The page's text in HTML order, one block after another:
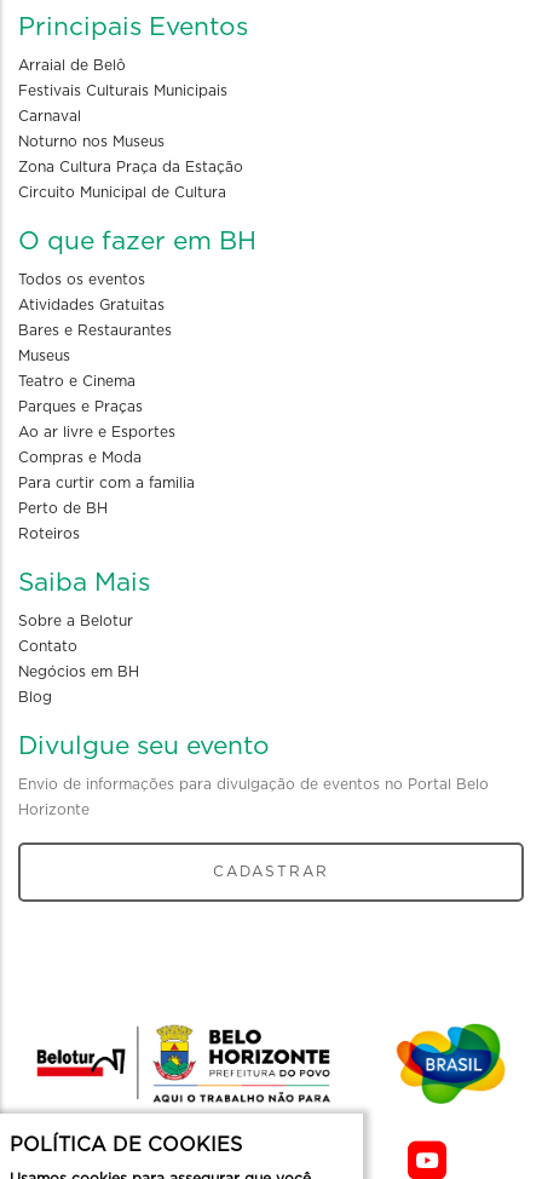
Principais Eventos
Arraial de Belô
Festivais Culturais Municipais
Carnaval
Noturno nos Museus
Zona Cultura Praça da Estação
Circuito Municipal de Cultura
O que fazer em BH
Todos os eventos
Atividades Gratuitas
Bares e Restaurantes
Museus
Teatro e Cinema
Parques e Praças
Ao ar livre e Esportes
Compras e Moda
Para curtir com a familia
Perto de BH
Roteiros
Saiba Mais
Sobre a Belotur
Contato
Negócios em BH
Blog
Divulgue seu evento
Envio de informações para divulgação de eventos no Portal Belo
Horizonte
CADASTRAR
POLÍTICA DE COOKIES